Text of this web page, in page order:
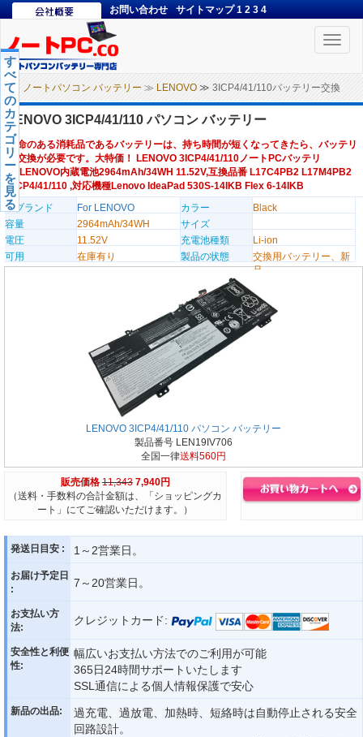
お問い合わせ サイトマップ 1 2 3 4
Toggle
ノートパソコン バッテリー ≫ LENOVO ≫ 3ICP4/41/110バッテリー交換
す
べ
て
の
カ
テ
ゴ
リ
ー
を
見
る
LENOVO 3ICP4/41/110 パソコン バッテリー
寿命のある消耗品であるバッテリーは、持ち時間が短くなってきたら、バッテリ
ー交換が必要です。大特価！ LENOVO 3ICP4/41/110ノートPCバッテリ
ー,LENOVO内蔵電池2964mAh/34WH 11.52V,互換品番 L17C4PB2 L17M4PB2
3ICP4/41/110 ,対応機種Lenovo IdeaPad 530S-14IKB Flex 6-14IKB
のブランド
For LENOVO カラー
Black
容量
2964mAh/34WH
サイズ
電圧
11.52V 充電池種類
Li-ion
可用
在庫有り 製品の状態
交換用バッテリー、新
品
LENOVO 3ICP4/41/110 パソコン バッテリー
製品番号 LEN19IV706
全国一律送料560円
販売価格 11,343 7,940円
（送料・手数料の合計金額は、「ショッピングカ
ート」にてご確認いただけます。）
発送日目安 : 1～2営業日。
お届け予定日
:
7～20営業日。
お支払い方
法:
クレジットカード:
安全性と利便
性:
幅広いお支払い方法でのご利用が可能
365日24時間サポートいたします
SSL通信による個人情報保護で安心
新品の出品:
過充電、過放電、加熱時、短絡時は自動停止される安全
回路設計。